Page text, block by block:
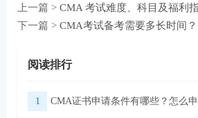
上一篇 > CMA 考试难度、科目及福利
下一篇 > CMA考试备考需要多长时间？
阅读排行
1 CMA证书申请条件有哪些？怎么